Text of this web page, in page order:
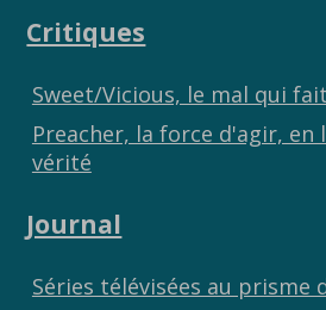
Critiques
Sweet/Vicious, le mal qui
Preacher, la force d'agir, en
vérité
Journal
Séries télévisées au prisme